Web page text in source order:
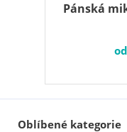
Pánská
od
Oblíbené kategorie